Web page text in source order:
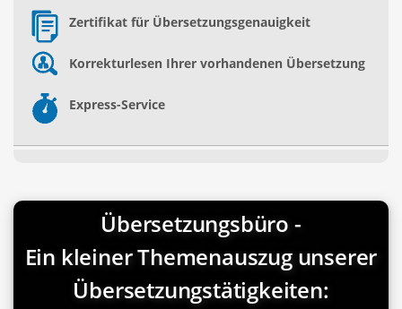
Zertifikat für Übersetzungsgenauigkeit
Korrekturlesen Ihrer vorhandenen Übersetzung
Express-Service
Übersetzungsbüro -
Ein kleiner Themenauszug unserer
Übersetzungstätigkeiten: